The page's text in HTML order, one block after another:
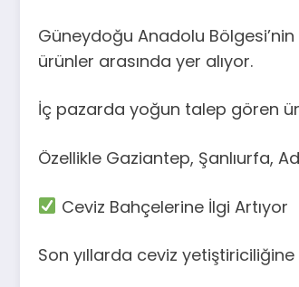
Güneydoğu Anadolu
ürünler arasında yer alıyor.
İç pazarda yoğun talep gören
Özellikle Gaziantep, Şanlıurfa,
Ceviz Bahçelerine İlgi Artıyor
Son yıllarda ceviz yetiştiriciliğine